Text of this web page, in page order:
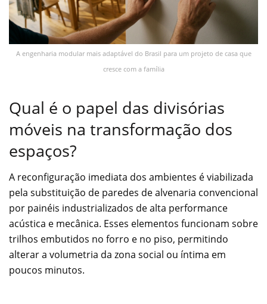
A engenharia modular mais adaptável do Brasil para um projeto de casa que
cresce com a família
Qual é o papel das divisórias
móveis na transformação dos
espaços?
A reconfiguração imediata dos ambientes é viabilizada
pela substituição de paredes de alvenaria convencional
por painéis industrializados de alta performance
acústica e mecânica. Esses elementos funcionam sobre
trilhos embutidos no forro e no piso, permitindo
alterar a volumetria da zona social ou íntima em
poucos minutos.